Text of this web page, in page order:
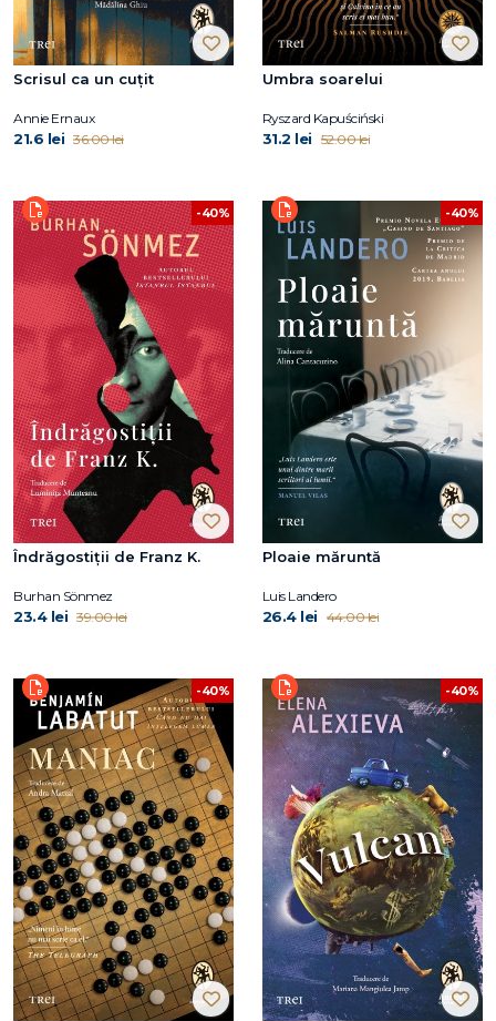
Scrisul ca un cuțit
Annie Ernaux
21.6 lei 36.00 lei
Umbra soarelui
Ryszard Kapuściński
31.2 lei 52.00 lei
-40%
Îndrăgostiții de Franz K.
Burhan Sönmez
23.4 lei 39.00 lei
-40%
Ploaie măruntă
Luis Landero
26.4 lei 44.00 lei
-40% -40%